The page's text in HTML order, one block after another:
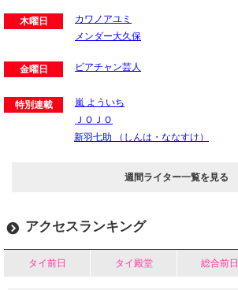
木曜日
カワノアユミ
メンダー大久保
金曜日 ビアチャン芸人
特別連載
嵐 よういち
ＪＯＪＯ
新羽七助 （しんは・ななすけ）
週間ライター一覧を見る
アクセスランキング
タイ前日 タイ殿堂 総合前日